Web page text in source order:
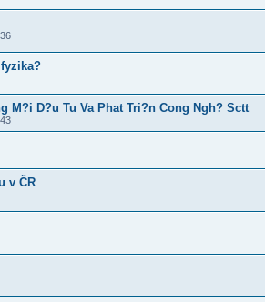
M?i D?u Tu Va Phat Tri?n Cong Ngh? Sctt
v ČR